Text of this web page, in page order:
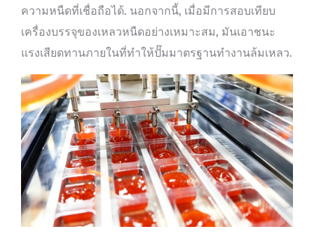
ความหนืดที่เชื่อถือได้. นอกจากนี้, เมื่อมีการสอบเทียบ
เครื่องบรรจุของเหลวหนืดอย่างเหมาะสม, มันเอาชนะ
แรงเสียดทานภายในที่ทำให้ปั๊มมาตรฐานทำงานล้มเหลว.